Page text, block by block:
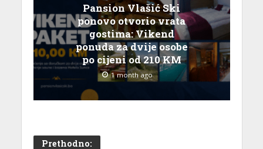
Pansion Vlašić Ski
ponovo otvorio vrata
gostima: Vikend
ponuda za dvije osobe
po cijeni od 210 KM
1 month ago
Prethodno: